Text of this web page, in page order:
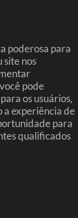
poderosa para
site nos
pode
os usuários,
a experiência de
para
qualificados